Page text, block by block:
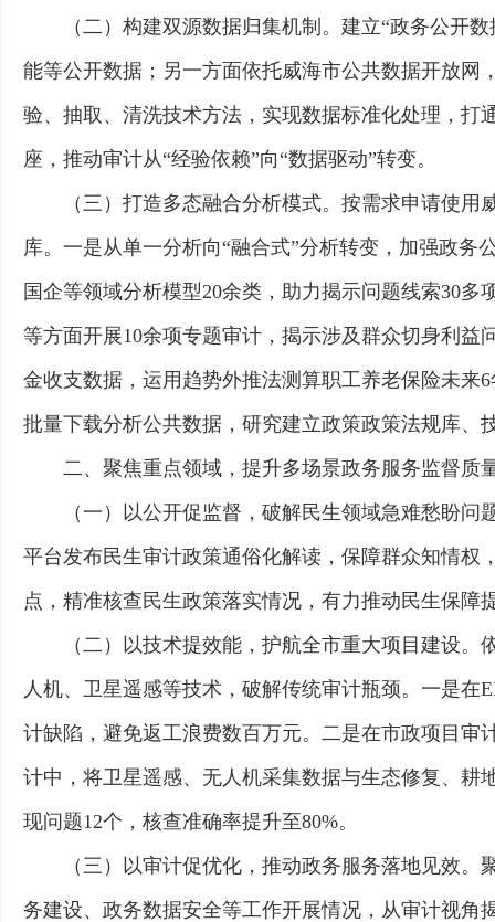
（二）构建双源数据归集机制。建立“政务公开
能等公开数据；另一方面依托威海市公共数据开放网
验、抽取、清洗技术方法，实现数据标准化处理，打
座，推动审计从“经验依赖”向“数据驱动”转变。
（三）打造多态融合分析模式。按需求申请使
库。一是从单一分析向“融合式”分析转变，加强政
国企等领域分析模型20余类，助力揭示问题线索30
等方面开展10余项专题审计，揭示涉及群众切身利益
金收支数据，运用趋势外推法测算职工养老保险未来
批量下载分析公共数据，研究建立政策政策法规库、
二、聚焦重点领域，提升多场景政务服务监督质
（一）以公开促监督，破解民生领域急难愁盼
平台发布民生审计政策通俗化解读，保障群众知情
点，精准核查民生政策落实情况，有力推动民生保障
（二）以技术提效能，护航全市重大项目建设
人机、卫星遥感等技术，破解传统审计瓶颈。一是
计缺陷，避免返工浪费数百万元。二是在市政项目审
计中，将卫星遥感、无人机采集数据与生态修复、耕
现问题12个，核查准确率提升至80%。
（三）以审计促优化，推动政务服务落地见效
务建设、政务数据安全等工作开展情况，从审计视